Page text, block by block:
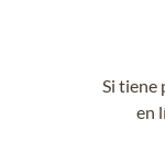
Si tiene
en